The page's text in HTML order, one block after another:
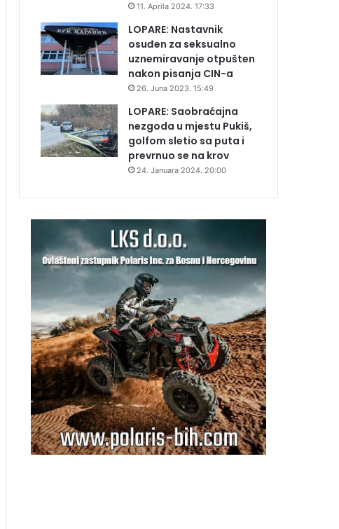
11. Aprila 2024. 17:33
LOPARE: Nastavnik
osuđen za seksualno
uznemiravanje otpušten
nakon pisanja CIN-a
26. Juna 2023. 15:49
LOPARE: Saobraćajna
nezgoda u mjestu Pukiš,
golfom sletio sa puta i
prevrnuo se na krov
24. Januara 2024. 20:00